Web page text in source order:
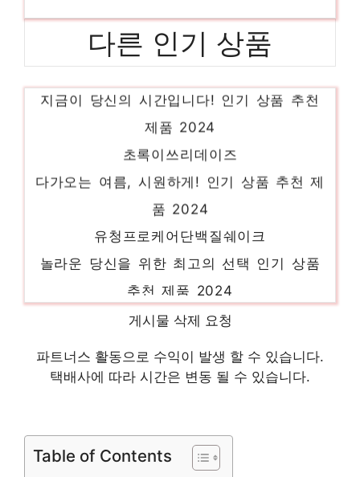
다른 인기 상품
단백질쉐이크프로케어영양보충
지금이 당신의 시간입니다! 인기 상품 추천
제품 2024
초록이쓰리데이즈
다가오는 여름, 시원하게! 인기 상품 추천 제
품 2024
유청프로케어단백질쉐이크
단백질쉐이크프로케어단백질파우더
편안함을 찾는 당신을 위해 인기 상품 추천
제품 2024
뉴트리디데이단백질쉐이크14포해피믹스
2024
한채원곤약밥
게시물 삭제 요청
파트너스 활동으로 수익이 발생 할 수 있습니다.
택배사에 따라 시간은 변동 될 수 있습니다.
Table of Contents